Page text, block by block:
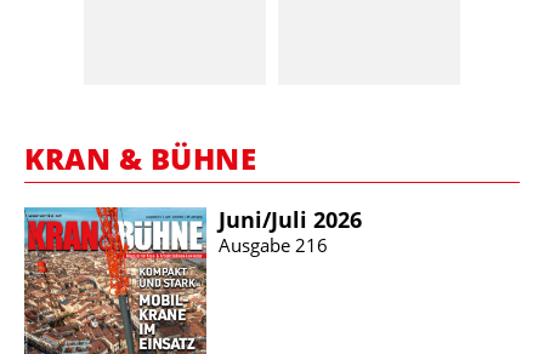
KRAN & BÜHNE
Juni/​Juli 2026
Ausgabe 216